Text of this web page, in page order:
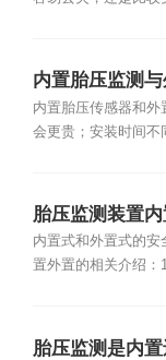
内置胎压监测
别？
内置胎压传感器和外
会更贵；安装时间不
胎压监测装置
内置式和外置式的安
置外置的相关介绍：
胎压监测是内